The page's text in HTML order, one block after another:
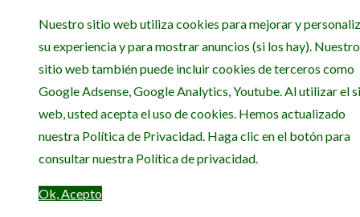
Nuestro sitio web utiliza cookies para mejorar y
su experiencia y para mostrar anuncios (si los hay). Nuestro
sitio web también puede incluir cookies de terceros como
Google Adsense, Google Analytics, Youtube. Al utilizar el
web, usted acepta el uso de cookies. Hemos actualizado
nuestra Política de Privacidad. Haga clic en el botón para
consultar nuestra Política de privacidad.
Ok, Acepto